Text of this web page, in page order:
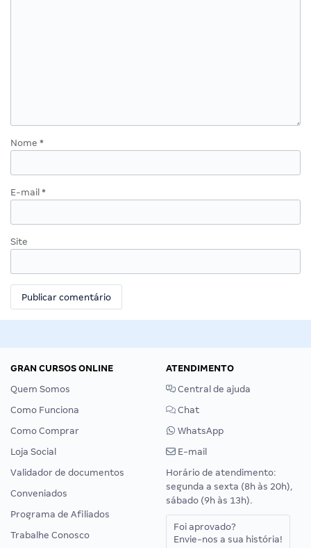
Nome *
E-mail *
Site
GRAN CURSOS ONLINE
Quem Somos
Como Funciona
Como Comprar
Loja Social
Validador de documentos
Conveniados
Programa de Afiliados
Trabalhe Conosco
ATENDIMENTO
Central de ajuda
Chat
WhatsApp
E-mail
Horário de atendimento:
segunda a sexta (8h às 20h),
sábado (9h às 13h).
Foi aprovado?
Envie-nos a sua história!